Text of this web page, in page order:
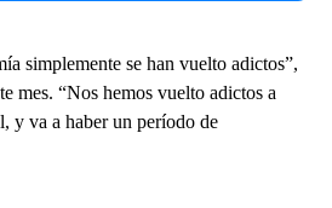
simplemente se han vuelto adictos”,
mes. “Nos hemos vuelto adictos a
y va a haber un período de